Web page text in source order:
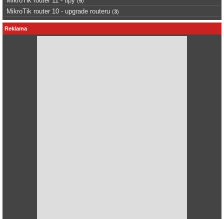
MikroTik router 10 - upgrade routeru (3)
Reklama